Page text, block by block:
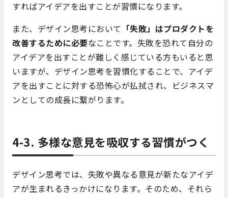
すればアイデアを出すことが習慣になります。
また、デザイン思考において 「失敗」はプロダクトを
改善するために必要なことです。失敗を恐れて自分の
アイデアを出すことが難しく感じている方もいると思
いますが、デザイン思考を習慣化することで、アイデ
アを出すことに対する恐怖心が払拭され、ビジネスマ
ンとしての成長に繋がります。
4-3. 多様な意見を吸収する習慣がつく
デザイン思考では、失敗や異なる意見が新たなアイデ
アが生まれるきっかけになります。そのため、それら